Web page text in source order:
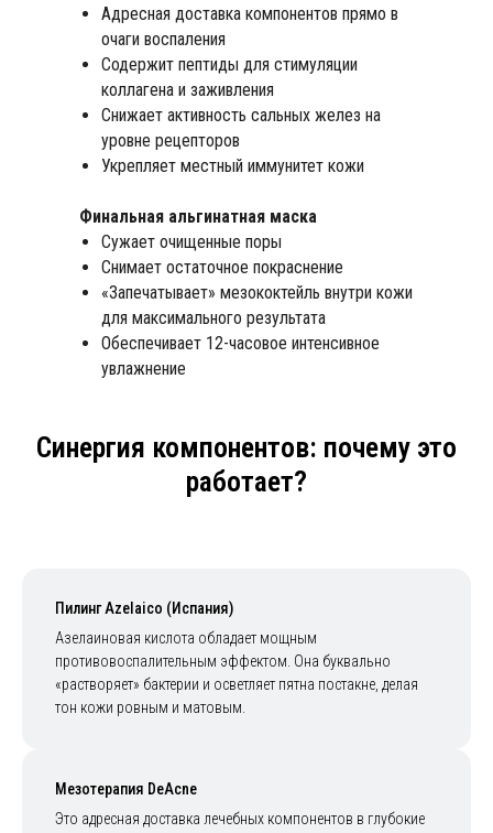
Адресная доставка компонентов прямо в
очаги воспаления
Содержит пептиды для стимуляции
коллагена и заживления
Снижает активность сальных желез на
уровне рецепторов
Укрепляет местный иммунитет кожи
Финальная альгинатная маска
Сужает очищенные поры
Снимает остаточное покраснение
«Запечатывает» мезококтейль внутри кожи
для максимального результата
Обеспечивает 12-часовое интенсивное
увлажнение
Синергия компонентов: почему это
работает?
Пилинг Azelaico (Испания)
Азелаиновая кислота обладает мощным
противовоспалительным эффектом. Она буквально
«растворяет» бактерии и осветляет пятна постакне, делая
тон кожи ровным и матовым.
Мезотерапия DeAcne
Это адресная доставка лечебных компонентов в глубокие